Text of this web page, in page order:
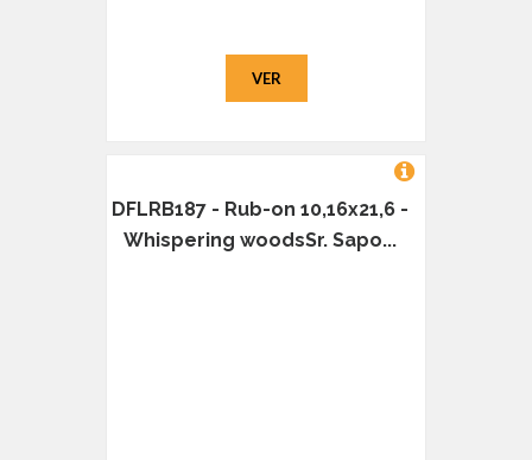
VER
DFLRB187 - Rub-on 10,16x21,6 -
Whispering woodsSr. Sapo...